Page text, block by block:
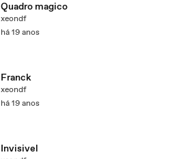
Quadro magico
xeondf
há 19 anos
Franck
xeondf
há 19 anos
Invisivel